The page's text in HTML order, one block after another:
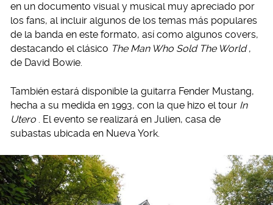
en un documento visual y musical muy apreciado por
los fans, al incluir algunos de los temas más populares
de la banda en este formato, así como algunos covers,
destacando el clásico The Man Who Sold The World ,
de David Bowie.
También estará disponible la guitarra Fender Mustang,
hecha a su medida en 1993, con la que hizo el tour In
Utero . El evento se realizará en Julien, casa de
subastas ubicada en Nueva York.